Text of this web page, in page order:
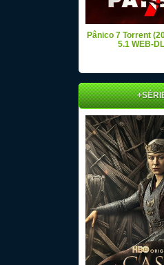
Pânico 7 Torrent
5.1 WEB-